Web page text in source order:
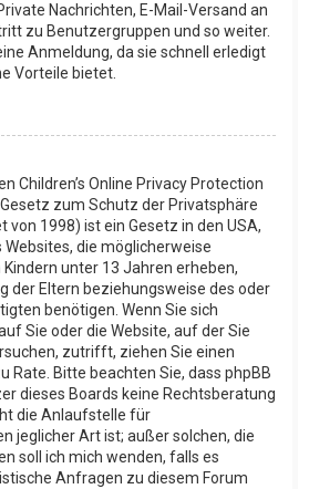
Nachrichten, E-Mail-Versand an
zu Benutzergruppen und so weiter.
Anmeldung, da sie schnell erledigt
Vorteile bietet.
Children’s Online Privacy Protection
zum Schutz der Privatsphäre
von 1998) ist ein Gesetz in den USA,
die möglicherweise
unter 13 Jahren erheben,
der Eltern beziehungsweise des oder
benötigen. Wenn Sie sich
Sie oder die Website, auf der Sie
zutrifft, ziehen Sie einen
Rate. Bitte beachten Sie, dass phpBB
dieses Boards keine Rechtsberatung
die Anlaufstelle für
jeglicher Art ist; außer solchen, die
soll ich mich wenden, falls es
Anfragen zu diesem Forum